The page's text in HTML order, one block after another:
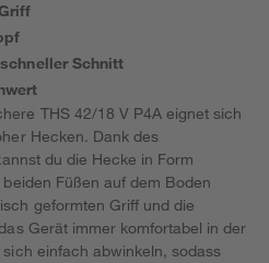
Schnitt
THS 42/18 V P4A eignet sich
Hecken. Dank des
du die Hecke in Form
Füßen auf dem Boden
geformten Griff und die
Gerät immer komfortabel in der
einfach abwinkeln, sodass